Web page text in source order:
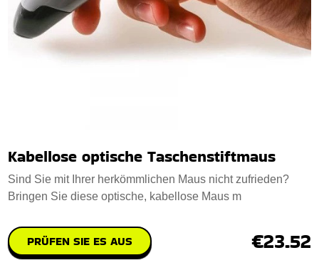
Kabellose optische Taschenstiftmaus
Sind Sie mit Ihrer herkömmlichen Maus nicht zufrieden?
Bringen Sie diese optische, kabellose Maus m
PRÜFEN SIE ES AUS €23.52